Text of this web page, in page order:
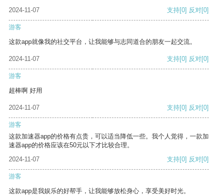
2024-11-07 支持[0] 反对[0]
游客
这款app就像我的社交平台，让我能够与志同道合的朋友一起交流。
2024-11-07 支持[0] 反对[0]
游客
超棒啊 好用
2024-11-07 支持[0] 反对[0]
游客
这款加速器app的价格有点贵，可以适当降低一些。我个人觉得，一款加
速器app的价格应该在50元以下才比较合理。
2024-11-07
支持[0] 反对[0]
游客
这款app是我娱乐的好帮手，让我能够放松身心，享受美好时光。